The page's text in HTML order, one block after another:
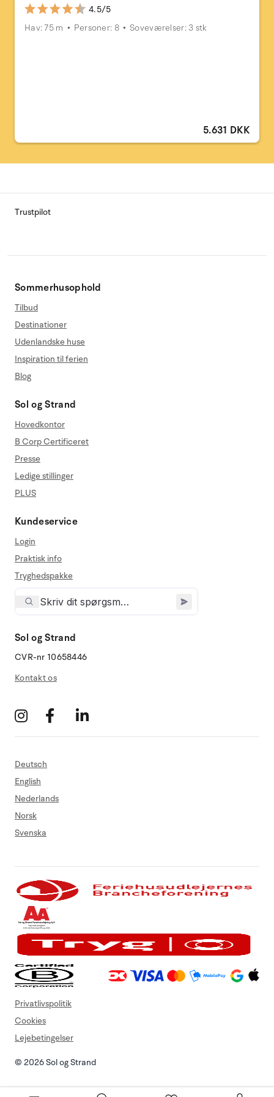
4.5/5
Hav: 75 m
Personer: 8 Soveværelser: 3 stk
5.631 DKK
Trustpilot
Sommerhusophold
Tilbud
Destinationer
Udenlandske huse
Inspiration til ferien
Blog
Sol og Strand
Hovedkontor
B Corp Certificeret
Presse
Ledige stillinger
PLUS
Kundeservice
Login
Praktisk info
Tryghedspakke
Sol og Strand
CVR-nr 10658446
Kontakt os
Deutsch
English
Nederlands
Norsk
Svenska
© 2026 Sol og Strand
Privatlivspolitik
Cookies
Lejebetingelser